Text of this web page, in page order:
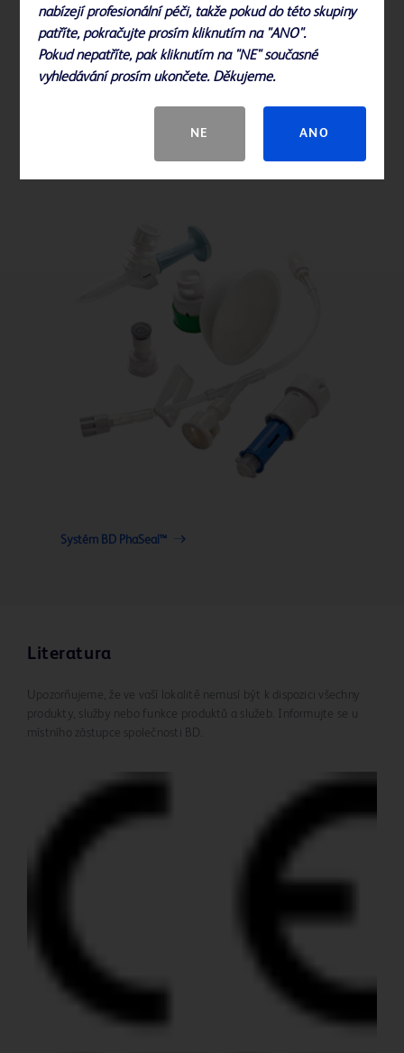
Systém BD PhaSeal™
Literatura
Upozorňujeme, že ve vaší lokalitě nemusí být k dispozici všechny
produkty, služby nebo funkce produktů a služeb. Informujte se u
místního zástupce společnosti BD.
nabízejí profesionální péči, takže pokud do této skupiny
patříte, pokračujte prosím kliknutím na "ANO".
Pokud nepatříte, pak kliknutím na "NE" současné
vyhledávání prosím ukončete. Děkujeme.
NE ANO